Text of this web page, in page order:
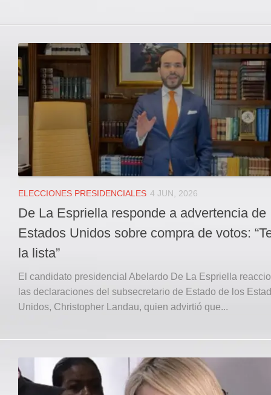
ELECCIONES PRESIDENCIALES 4 JUN, 2026
De La Espriella responde a advertencia de
Estados Unidos sobre compra de votos:
la lista”
El candidato presidencial Abelardo De La Espriella
las declaraciones del subsecretario de Estado de los
Unidos, Christopher Landau, quien advirtió que...